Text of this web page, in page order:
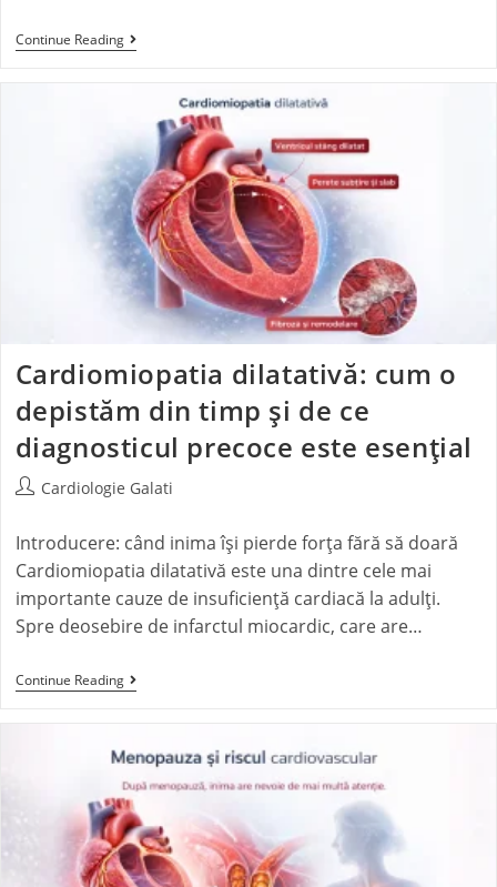
Continue Reading
Cardiomiopatia dilatativă: cum o
depistăm din timp și de ce
diagnosticul precoce este esențial
Cardiologie Galati
Introducere: când inima își pierde forța fără să doară
Cardiomiopatia dilatativă este una dintre cele mai
importante cauze de insuficiență cardiacă la adulți.
Spre deosebire de infarctul miocardic, care are…
Continue Reading